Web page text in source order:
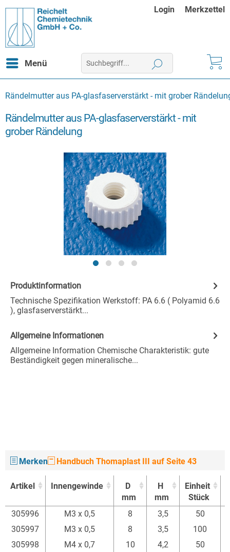
Login Merkzettel
Menü
Rändelmutter aus PA-glasfaserverstärkt - mit grober
Rändelmutter aus PA-glasfaserverstärkt - mit
grober Rändelung
Produktinformation
Technische Spezifikation Werkstoff: PA 6.6 ( Polyamid 6.6
), glasfaserverstärkt...
Allgemeine Informationen
Allgemeine Information Chemische Charakteristik: gute
Beständigkeit gegen mineralische...
Merken Handbuch Thomaplast III auf Seite 43
Artikel Innengewinde
D
mm
H
mm
Einheit
Stück
Artikel
Innengewinde
D
H
Einheit
305996 M3 x 0,5 8 3,5 50
305997
M3 x 0,5 8 3,5 100
305998
M4 x 0,7 10 4,2 50